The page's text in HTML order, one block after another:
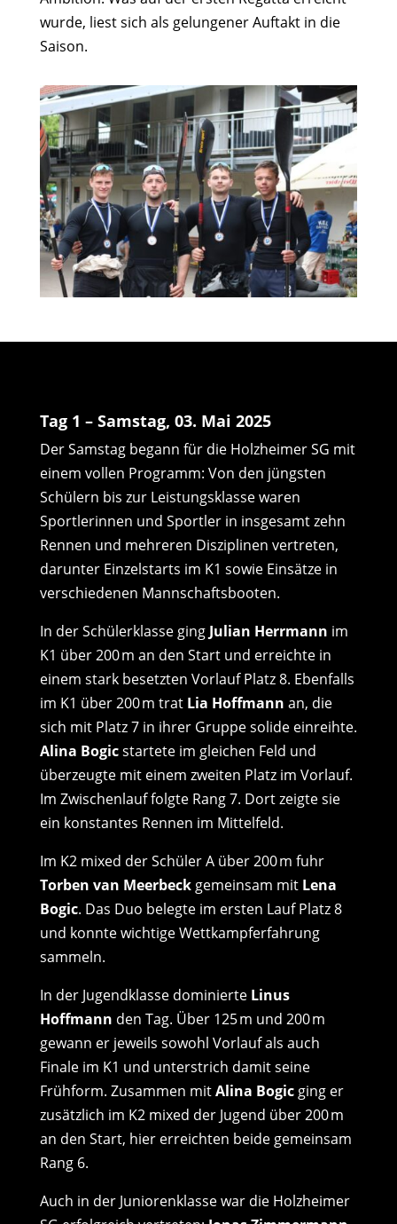
wurde, liest sich als gelungener Auftakt in die
Saison.
Tag 1 – Samstag, 03. Mai 2025
Der Samstag begann für die Holzheimer SG mit
einem vollen Programm: Von den jüngsten
Schülern bis zur Leistungsklasse waren
Sportlerinnen und Sportler in insgesamt zehn
Rennen und mehreren Disziplinen vertreten,
darunter Einzelstarts im K1 sowie Einsätze in
verschiedenen Mannschaftsbooten.
In der Schülerklasse ging Julian Herrmann im
K1 über 200 m an den Start und erreichte in
einem stark besetzten Vorlauf Platz 8. Ebenfalls
im K1 über 200 m trat Lia Hoffmann an, die
sich mit Platz 7 in ihrer Gruppe solide einreihte.
Alina Bogicstartete im gleichen Feld und
überzeugte mit einem zweiten Platz im Vorlauf.
Im Zwischenlauf folgte Rang 7. Dort zeigte sie
ein konstantes Rennen im Mittelfeld.
Im K2 mixed der Schüler A über 200 m fuhr
Torben van Meerbeckgemeinsam mit Lena
Bogic. Das Duo belegte im ersten Lauf Platz 8
und konnte wichtige Wettkampferfahrung
sammeln.
In der Jugendklasse dominierte Linus
Hoffmann den Tag. Über 125 m und 200 m
gewann er jeweils sowohl Vorlauf als auch
Finale im K1 und unterstrich damit seine
Frühform. Zusammen mitAlina Bogicging er
zusätzlich im K2 mixed der Jugend über 200 m
an den Start, hier erreichten beide gemeinsam
Rang 6.
Auch in der Juniorenklasse war die Holzheimer